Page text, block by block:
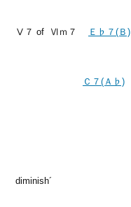
Ⅴ７ of Ⅵｍ７ Ｅ♭７(Ｂ)
Ｃ７(Ａ♭)
diminish´